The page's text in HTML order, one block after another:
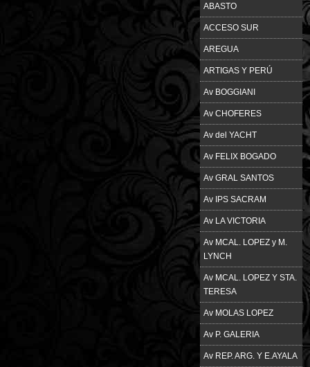
ABASTO
ACCESO SUR
AREGUA
ARTIGAS Y PERÚ
Av BOGGIANI
Av CHOFERES
Av del YACHT
Av FELIX BOGADO
Av GRAL SANTOS
Av IPS SACRAM
Av LA VICTORIA
Av MCAL. LOPEZ y M.
LYNCH
Av MCAL. LOPEZ Y STA.
TERESA
Av MOLAS LOPEZ
Av P. GALERIA
Av REP. ARG. Y E.AYALA